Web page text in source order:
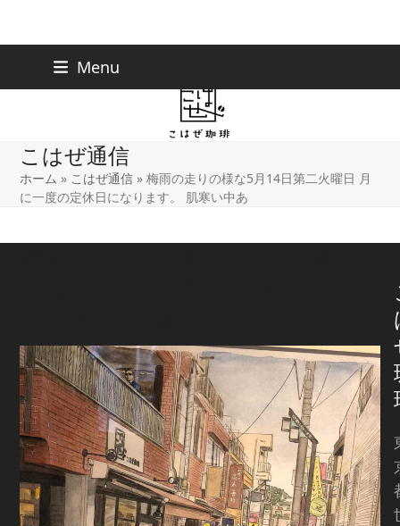
Menu
こはぜ通信
ホーム » こはぜ通信 »梅雨の走りの様な5月14日第二火曜日 月
に一度の定休日になります。 肌寒い中あ